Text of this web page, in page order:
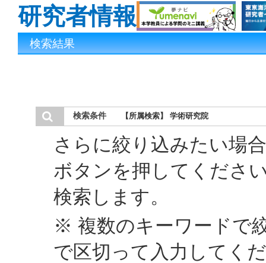
研究者情報
検索結果
検索条件 【所属検索】 学術研究院
さらに絞り込みたい場
ボタンを押してくださ
検索します。
※ 複数のキーワードで
で区切って入力してく